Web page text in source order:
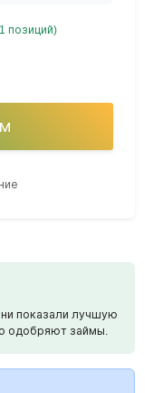
позиций)
показали лучшую
одобряют займы.